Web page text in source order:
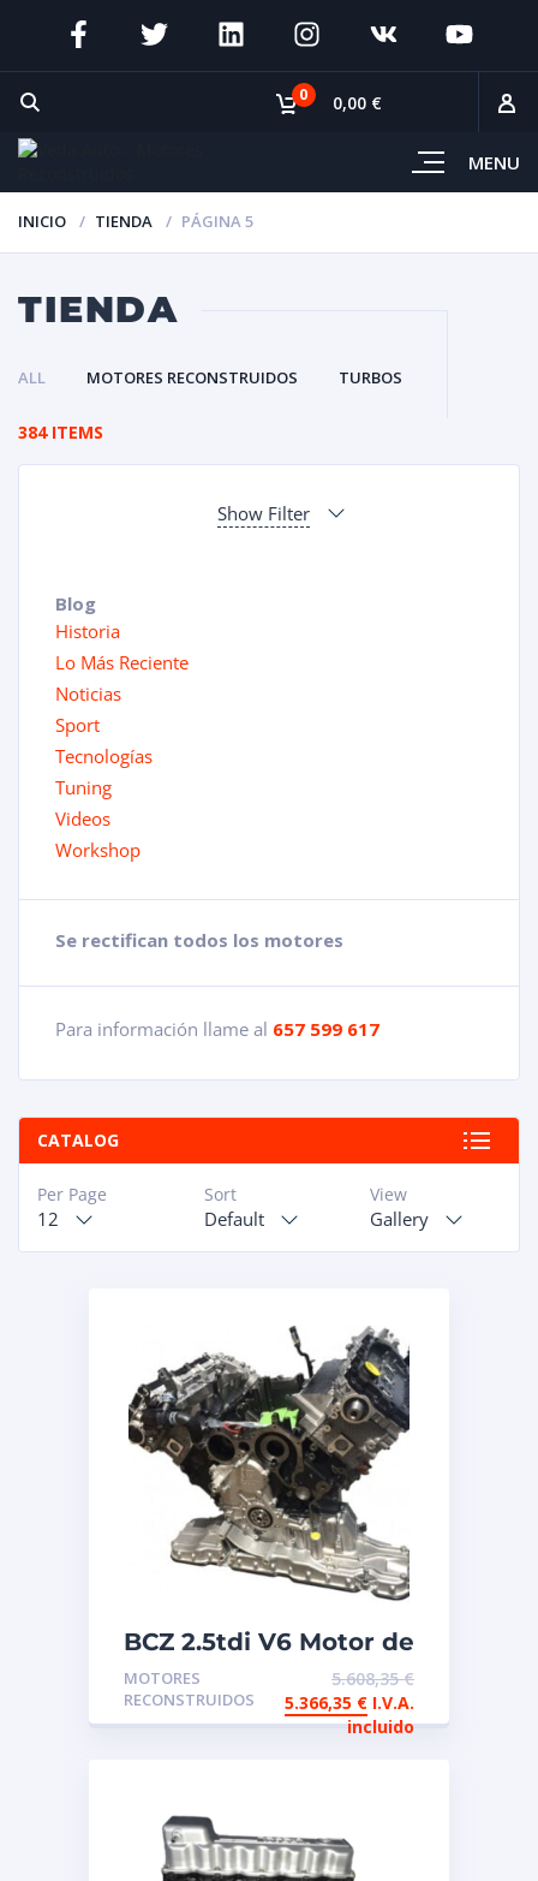
MENU
0 0,00 €
INICIO TIENDA PÁGINA 5
TIENDA
ALL MOTORES RECONSTRUIDOS TURBOS
384 ITEMS
Show Filter
Blog
Historia
Lo Más Reciente
Noticias
Sport
Tecnologías
Tuning
Videos
Workshop
Se rectifican todos los motores
Para información llame al 657 599 617
CATALOG
View
Gallery
Sort
Default
Per Page
12
BCZ 2.5tdi V6 Motor de
intercambio
reconstruido
MOTORES
RECONSTRUIDOS
5.608,35€
5.366,35 € I.V.A.
incluido